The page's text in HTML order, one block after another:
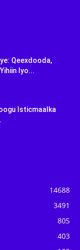
Qeexdooda,
Iyo...
Isticmaalka
14688
3491
805
403